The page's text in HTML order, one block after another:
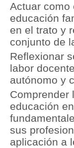
Actuar como
educación
en el trato y
conjunto de
Reflexionar
labor
autónomo y
Comprender
educación
sus
aplicación a